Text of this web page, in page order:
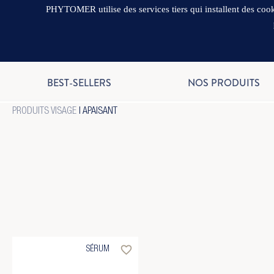
BEST-SELLERS NOS PRODUITS
PRODUITS VISAGE | APAISANT
SÉRUM favorite_border
PHYTOMER utilise des services tiers qui installent des